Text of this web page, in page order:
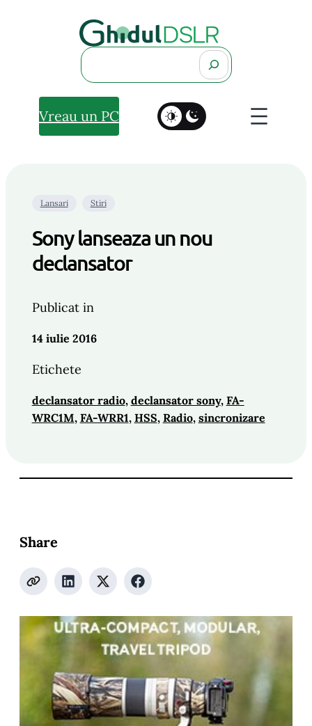
Search
Vreau un PC
Lansari Stiri
Sony lanseaza un nou
declansator
Publicat in
14 iulie 2016
Etichete
declansator radio, declansator sony, FA-
WRC1M, FA-WRR1, HSS, Radio, sincronizare
Share